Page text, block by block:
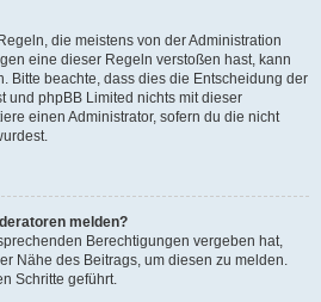
die meistens von der Administration
eine dieser Regeln verstoßen hast, kann
Bitte beachte, dass dies die Entscheidung der
und phpBB Limited nichts mit dieser
einen Administrator, sofern du die nicht
melden?
Berechtigungen vergeben hat,
Nähe des Beitrags, um diesen zu melden.
Schritte geführt.